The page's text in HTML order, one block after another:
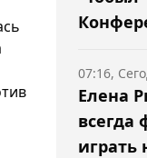
Елена
всегда
играть
07:16,